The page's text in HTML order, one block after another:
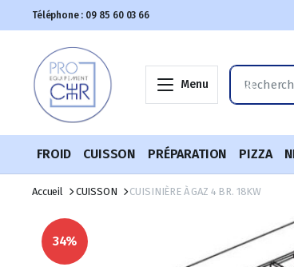
Téléphone : 09 85 60 03 66
Menu
FROID CUISSON PRÉPARATION PIZZA
Accueil CUISSON CUISINIÈRE À GAZ 4 BR. 18KW
34%